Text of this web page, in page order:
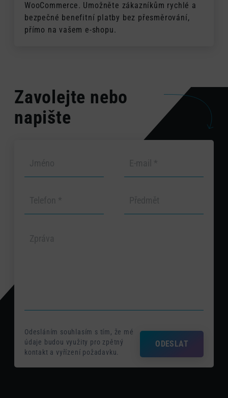
WooCommerce. Umožněte zákazníkům rychlé a
bezpečné benefitní platby bez přesměrování,
přímo na vašem e-shopu.
Zavolejte nebo
napište
Odesláním souhlasím s tím, že mé
údaje budou využity pro zpětný
kontakt a vyřízení požadavku.
ODESLAT